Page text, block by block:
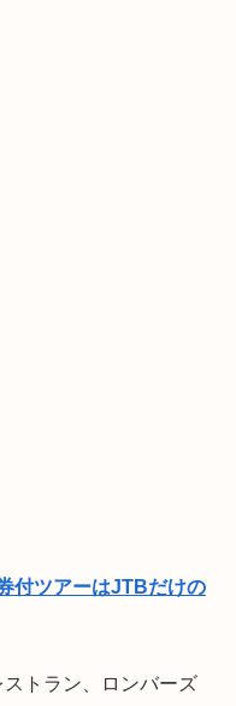
付ツアーはJTBだけの
トラン、ロンバーズ